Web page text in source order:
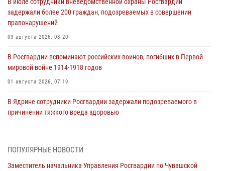
задержали более 200 граждан, подозреваемых в совершении
правонарушений
03 августа 2026, 08:20
В Росгвардии вспоминают российских воинов, погибших в Первой
мировой войне 1914-1918 годов
01 августа 2026, 07:19
В Ядрине сотрудники Росгвардии задержали подозреваемого в
причинении тяжкого вреда здоровью
1 августа – День дежурной службы войск национальной гвардии
ПОПУЛЯРНЫЕ НОВОСТИ
Заместитель начальника Управления Росгвардии по Чувашской